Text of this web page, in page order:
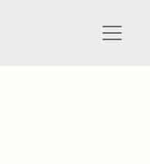
para cauquenes